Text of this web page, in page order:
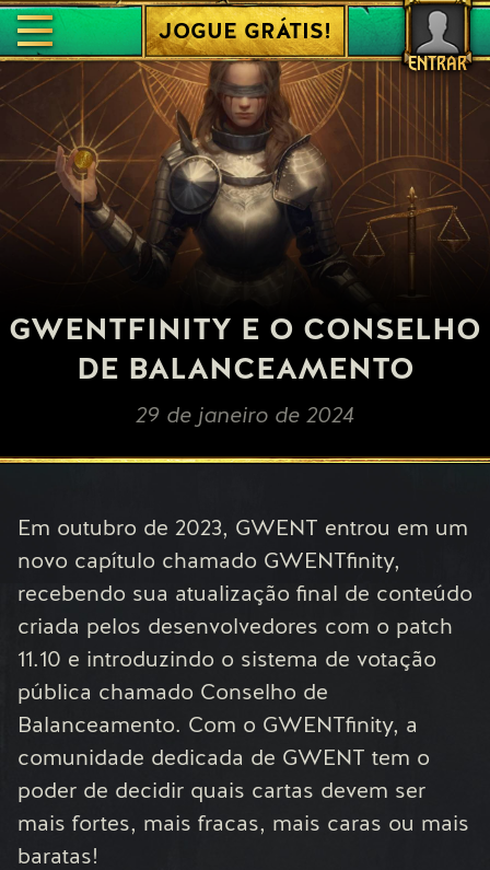
ENTRAR
JOGUE GRÁTIS!
GWENTFINITY E O CONSELHO
DE BALANCEAMENTO
29 de janeiro de 2024
Em outubro de 2023, GWENT entrou em um
novo capítulo chamado GWENTfinity,
recebendo sua atualização final de conteúdo
criada pelos desenvolvedores com o patch
11.10 e introduzindo o sistema de votação
pública chamado Conselho de
Balanceamento. Com o GWENTfinity, a
comunidade dedicada de GWENT tem o
poder de decidir quais cartas devem ser
mais fortes, mais fracas, mais caras ou mais
baratas!